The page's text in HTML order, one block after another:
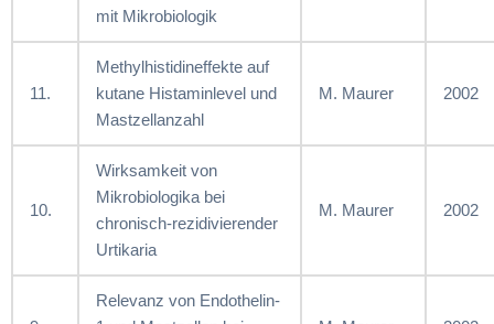
mit Mikrobiologik
11.
Methylhistidineffekte auf
kutane Histaminlevel und
Mastzellanzahl
M. Maurer 2002
10.
Wirksamkeit von
Mikrobiologika bei
chronisch-rezidivierender
Urtikaria
M. Maurer 2002
Relevanz von Endothelin-